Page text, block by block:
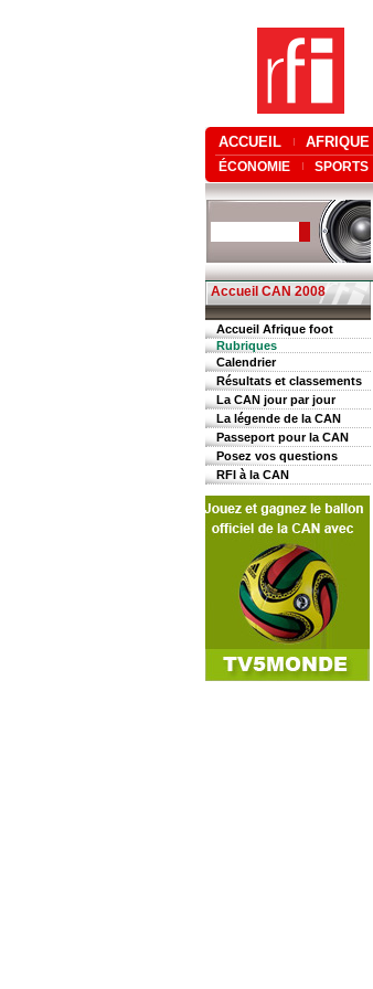
ACCUEIL AFRIQUE
ÉCONOMIE SPORTS
Accueil CAN 2008
Accueil Afrique foot
Rubriques
Calendrier
Résultats et classements
La CAN jour par jour
La légende de la CAN
Passeport pour la CAN
Posez vos questions
RFI à la CAN